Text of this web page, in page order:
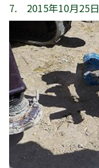
7. 2015年10月25日